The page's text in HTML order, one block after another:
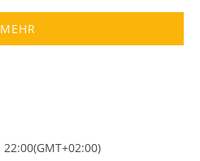
MEHR
22:00(GMT+02:00)